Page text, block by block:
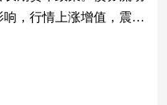
，行情上涨增值，震荡